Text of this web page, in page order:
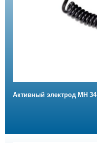
Активный электрод MH 34